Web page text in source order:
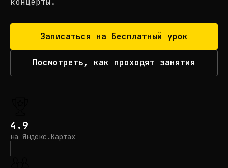
Записаться на бесплатный урок
Посмотреть, как проходят занятия
4.9
на Яндекс.Картах